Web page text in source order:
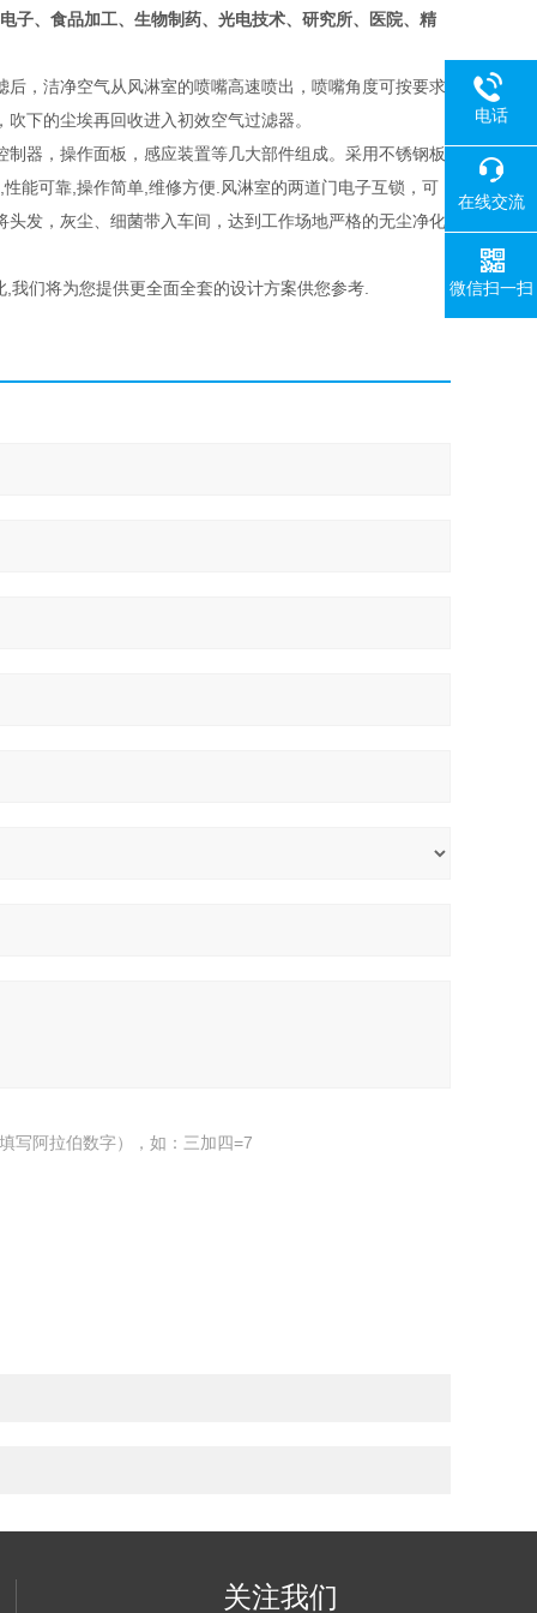
子、食品加工、生物制药、光电技术、研究所、医院、精
，洁净空气从风淋室的喷嘴高速喷出，喷嘴角度可按要求
下的尘埃再回收进入初效空气过滤器。
器，操作面板，感应装置等几大部件组成。采用不锈钢板
能可靠,操作简单,维修方便.风淋室的两道门电子互锁，可
发，灰尘、细菌带入车间，达到工作场地严格的无尘净化
们将为您提供更全面全套的设计方案供您参考.
写阿拉伯数字），如：三加四=7
关注我们
电话
在线交流
微信扫一扫